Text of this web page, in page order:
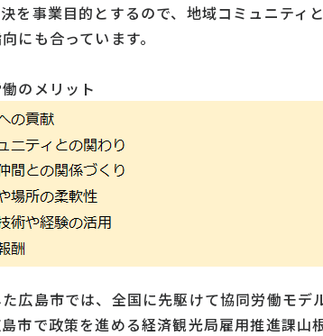
を事業目的とするので、地域コミュニティ
にも合っています。
のメリット
広島市では、全国に先駆けて協同労働モデ
市で政策を進める経済観光局雇用推進課山